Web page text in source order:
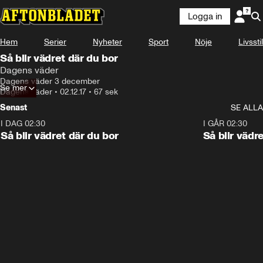
Logga in
Hem Serier Nyheter Sport Nöje Livsstil
Så blir vädret där du bor
Dagens väder
Dagens väder 3 december
Dagens väder • 02.12.17 • 67 sek
Se mer
Senast
SE ALLA
I DAG 02:30
Så blir vädret där du bor
I GÅR 02:30
Så blir